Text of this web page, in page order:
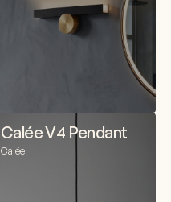
Calée V4 Pendant
Calée